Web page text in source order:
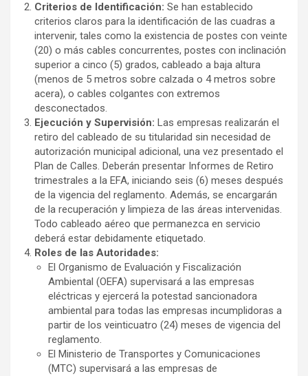
Criterios de Identificación: Se han establecido
criterios claros para la identificación de las cuadras a
intervenir, tales como la existencia de postes con veinte
(20) o más cables concurrentes, postes con inclinación
superior a cinco (5) grados, cableado a baja altura
(menos de 5 metros sobre calzada o 4 metros sobre
acera), o cables colgantes con extremos
desconectados.
Ejecución y Supervisión: Las empresas realizarán el
retiro del cableado de su titularidad sin necesidad de
autorización municipal adicional, una vez presentado el
Plan de Calles. Deberán presentar Informes de Retiro
trimestrales a la EFA, iniciando seis (6) meses después
de la vigencia del reglamento. Además, se encargarán
de la recuperación y limpieza de las áreas intervenidas.
Todo cableado aéreo que permanezca en servicio
deberá estar debidamente etiquetado.
Roles de las Autoridades:
El Organismo de Evaluación y Fiscalización
Ambiental (OEFA) supervisará a las empresas
eléctricas y ejercerá la potestad sancionadora
ambiental para todas las empresas incumplidoras a
partir de los veinticuatro (24) meses de vigencia del
reglamento.
El Ministerio de Transportes y Comunicaciones
(MTC) supervisará a las empresas de